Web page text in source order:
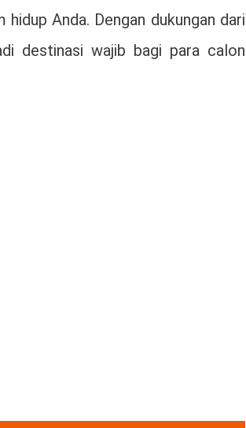
Anda. Dengan dukungan dari
destinasi wajib bagi para calon